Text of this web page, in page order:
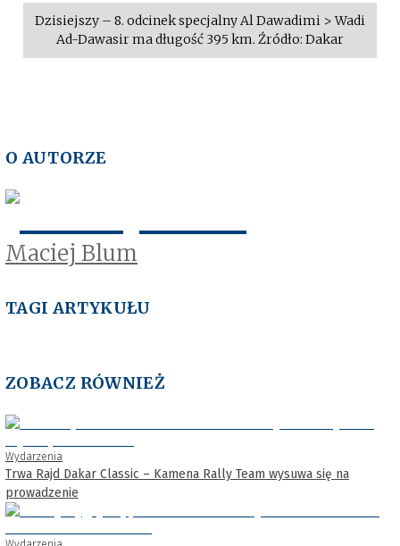
Dzisiejszy – 8. odcinek specjalny Al Dawadimi > Wadi
Ad-Dawasir ma długość 395 km. Źródło: Dakar
O AUTORZE
Maciej Blum
TAGI ARTYKUŁU
ZOBACZ RÓWNIEŻ
Wydarzenia
Trwa Rajd Dakar Classic – Kamena Rally Team wysuwa się na
prowadzenie